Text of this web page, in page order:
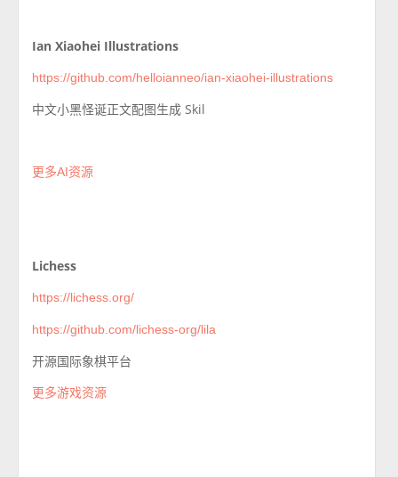
Ian Xiaohei Illustrations
https://github.com/helloianneo/ian-xiaohei-illustrations
中文小黑怪诞正文配图生成 Skil
更多AI资源
Lichess
https://lichess.org/
https://github.com/lichess-org/lila
开源国际象棋平台
更多游戏资源